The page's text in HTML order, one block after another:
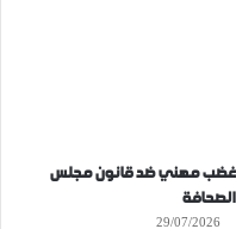
غضب مهني ضد قانون مجلس
الصحافة
29/07/2026